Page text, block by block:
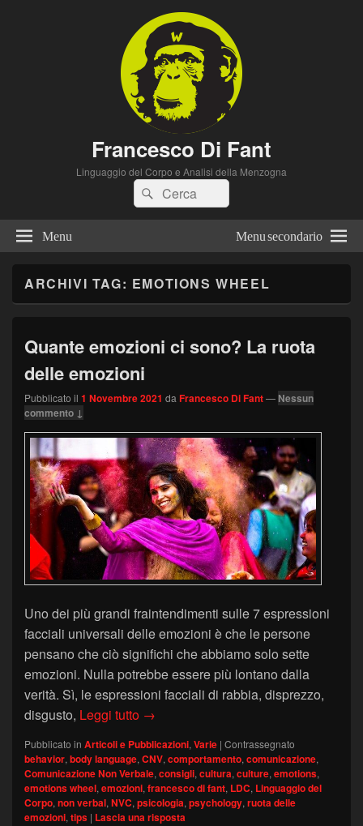
Francesco Di Fant
Linguaggio del Corpo e Analisi della Menzogna
Cerca:Cerca
Menu Menu secondario
ARCHIVI TAG: EMOTIONS WHEEL
Quante emozioni ci sono? La ruota
delle emozioni
Pubblicato il 1 Novembre 2021 da Francesco Di Fant— Nessun
commento ↓
Uno dei più grandi fraintendimenti sulle 7 espressioni
facciali universali delle emozioni è che le persone
pensano che ciò significhi che abbiamo solo sette
emozioni. Nulla potrebbe essere più lontano dalla
verità. Sì, le espressioni facciali di rabbia, disprezzo,
disgusto, Leggi tutto Quante emozioni ci sono? La ruota
→
Pubblicato in Articoli e Pubblicazioni,Varie | Contrassegnato
behavior,body language,CNV,comportamento,comunicazione,
Comunicazione Non Verbale,consigli,cultura,culture,emotions,
emotions wheel,emozioni,francesco di fant, LDC, Linguaggio del
Corpo,non verbal,NVC,psicologia,psychology,ruota delle
emozioni,tips | Lascia una risposta